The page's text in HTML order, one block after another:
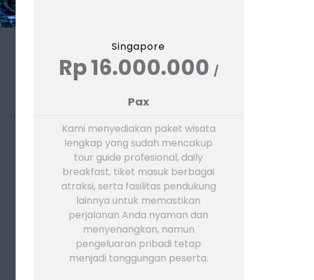
Singapore
Rp 16.000.000 /
Pax
Kami menyediakan paket wisata
lengkap yang sudah mencakup
tour guide profesional, daily
breakfast, tiket masuk berbagai
atraksi, serta fasilitas pendukung
lainnya untuk memastikan
perjalanan Anda nyaman dan
menyenangkan, namun
pengeluaran pribadi tetap
menjadi tanggungan peserta.​